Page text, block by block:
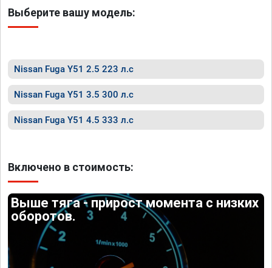
Выберите вашу модель:
Nissan Fuga Y51 2.5 223 л.с
Nissan Fuga Y51 3.5 300 л.с
Nissan Fuga Y51 4.5 333 л.с
Включено в стоимость:
Выше тяга - прирост момента с низких
оборотов.